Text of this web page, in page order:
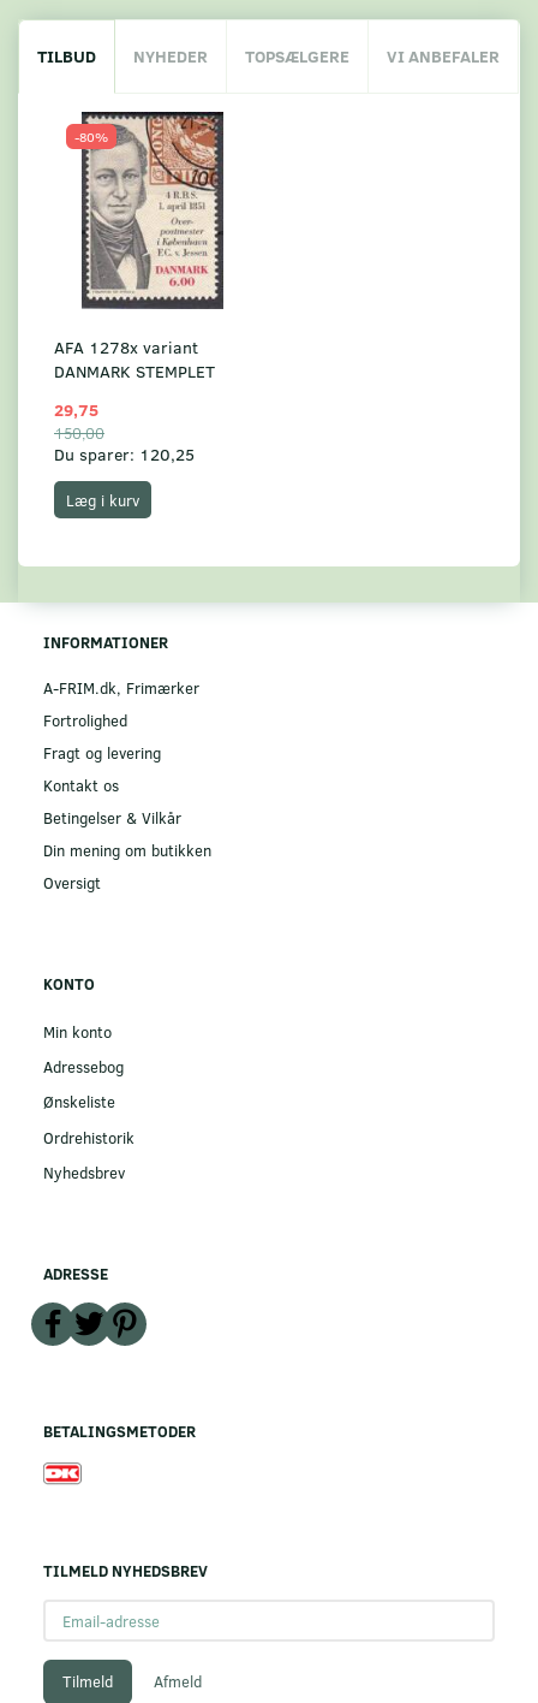
TILBUD NYHEDER TOPSÆLGERE VI ANBEFALER
-80%
AFA 1278x variant
DANMARK STEMPLET
29,75
150,00
Du sparer: 120,25
Læg i kurv
INFORMATIONER
A-FRIM.dk, Frimærker
Fortrolighed
Fragt og levering
Kontakt os
Betingelser & Vilkår
Din mening om butikken
Oversigt
KONTO
Min konto
Adressebog
Ønskeliste
Ordrehistorik
Nyhedsbrev
ADRESSE
BETALINGSMETODER
TILMELD NYHEDSBREV
adresse
Tilmeld Afmeld